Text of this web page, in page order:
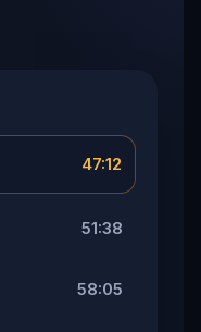
47:12
51:38
58:05